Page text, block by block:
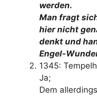
werden.
Man fragt
hier nicht
denkt und
Engel-
1345:
Ja;
Dem